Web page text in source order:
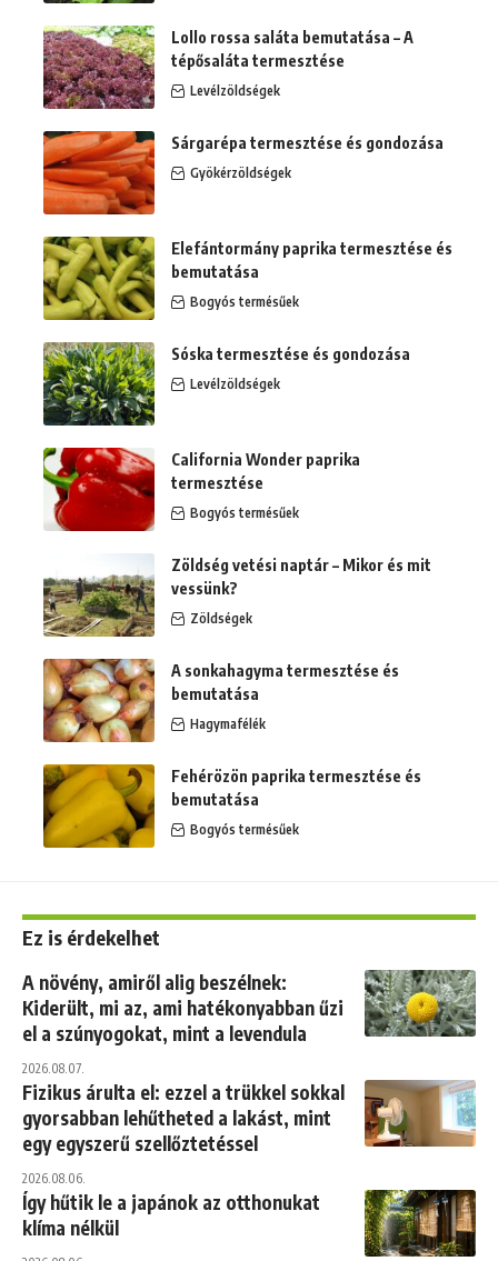
Lollo rossa saláta bemutatása – A
tépősaláta termesztése
Levélzöldségek
Sárgarépa termesztése és gondozása
Gyökérzöldségek
Elefántormány paprika termesztése és
bemutatása
Bogyós termésűek
Sóska termesztése és gondozása
Levélzöldségek
California Wonder paprika
termesztése
Bogyós termésűek
Zöldség vetési naptár – Mikor és mit
vessünk?
Zöldségek
A sonkahagyma termesztése és
bemutatása
Hagymafélék
Fehérözön paprika termesztése és
bemutatása
Bogyós termésűek
Ez is érdekelhet
A növény, amiről alig beszélnek:
Kiderült, mi az, ami hatékonyabban űzi
el a szúnyogokat, mint a levendula
2026.08.07.
Fizikus árulta el: ezzel a trükkel sokkal
gyorsabban lehűtheted a lakást, mint
egy egyszerű szellőztetéssel
2026.08.06.
Így hűtik le a japánok az otthonukat
klíma nélkül